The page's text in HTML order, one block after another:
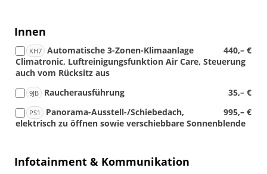
Innen
KH7 440,– €
Automatische 3-Zonen-Klimaanlage
Climatronic, Luftreinigungsfunktion Air Care, Steuerung
auch vom Rücksitz aus
9JB 35,– €
Raucherausführung
PS1 995,– €
Panorama-Ausstell-/Schiebedach,
elektrisch zu öffnen sowie verschiebbare Sonnenblende
Infotainment & Kommunikation